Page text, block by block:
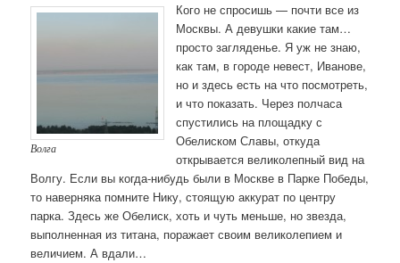
Волга
Кого не спросишь — почти все из
Москвы. А девушки какие там…
просто загляденье. Я уж не знаю,
как там, в городе невест, Иванове,
но и здесь есть на что посмотреть,
и что показать. Через полчаса
спустились на площадку с
Обелиском Славы, откуда
открывается великолепный вид на
Волгу. Если вы когда-нибудь были в Москве в Парке Победы,
то наверняка помните Нику, стоящую аккурат по центру
парка. Здесь же Обелиск, хоть и чуть меньше, но звезда,
выполненная из титана, поражает своим великолепием и
величием. А вдали…